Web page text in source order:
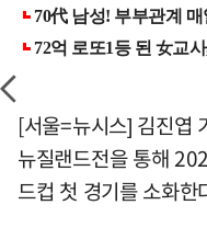
[서울=뉴시스] 김진엽
뉴질랜드전을 통해
드컵 첫 경기를 소화한